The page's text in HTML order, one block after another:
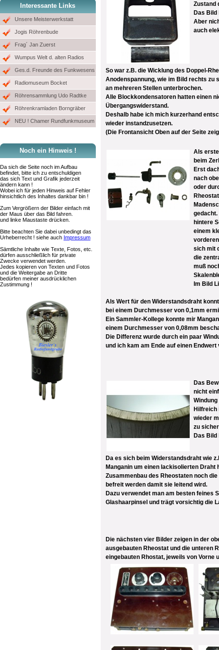
Interessante Links
Unsere Meisterwerkstatt
Jogis Röhrenbude
Frag´ Jan Zuerst
Wumpus Welt d. alten Radios
Ges.d. Freunde des Funkwesens
Radiomuseum Bocket
Röhrensammlung Udo Radtke
Röhrenkramladen Borngräber
NEU ! Chamer Rundfunkmuseum
Noch ein Hinweis !
Da sich die Seite noch im Aufbau
befindet, bitte ich zu entschuldigen
das sich Text und Grafik jederzeit
ändern kann !
Wobei ich für jeden Hinweis auf Fehler
hinsichtlich des Inhaltes dankbar bin !
Zum Vergrößern der Bilder einfach mit
der Maus über das Bild fahren.
und linke Maustaste drücken.
Bitte beachten Sie dabei unbedingt das
Urheberrecht ! siehe auch Impressum
Sämtliche Inhalte wie Texte, Fotos, etc.
dürfen ausschließlich für private
Zwecke verwendet werden.
Jedes kopieren von Texten und Fotos
und die Weitergabe an Dritte
bedürfen meiner ausdrücklichen
Zustimmung !
Zustand
Das
Aber
auch
So war z.B. die Wicklung des Doppel-
Anodenspannung, wie im Bild rechts zu
an mehreren Stellen unterbrochen.
Alle Blockkondensatoren hatten einen
Übergangswiderstand.
Deshalb habe ich mich kurzerhand
wieder instandzusetzen.
(Die Frontansicht Oben auf der Seite
Als
beim
Erst
nach
oder
gedacht.
hintere
einem
sich mit
die
muß
Im Bild
Als Wert für den Widerstandsdraht
bei einem Durchmesser von 0,1mm
Ein Sammler-Kollege konnte mir
einem Durchmesser von 0,08mm
Die Differenz wurde durch ein paar
und ich kam am Ende auf einen Endwert
Das
nicht
Hilfreich
wieder
zu
Das
Da es sich beim Widerstandsdraht wie
Manganin um einen lackisolierten Draht
Zusammenbau des Rheostaten noch
befreit werden damit sie leitend wird.
Dazu verwendet man am besten feines
Glashaarpinsel und trägt vorsichtig die
Die nächsten vier Bilder zeigen in der
ausgebauten Rheostat und die unteren
eingebauten Rhostat, jeweils von Vorne